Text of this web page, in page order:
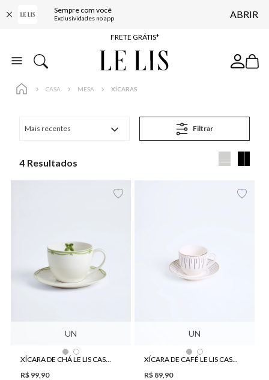
Sempre com você
Exclusividades no app ABRIR
ENTREGA EXPRESSA*
FRETE GRÁTIS*
BAIXE O APP
CASA MESA XÍCARAS
Mais recentes Filtrar
4
UN
XÍCARA DE CHÁ LE LIS CASA HORTA
R$ 99 90
UN
XÍCARA DE CAFÉ LE LIS CASA CINÉTICA
R$ 89 90